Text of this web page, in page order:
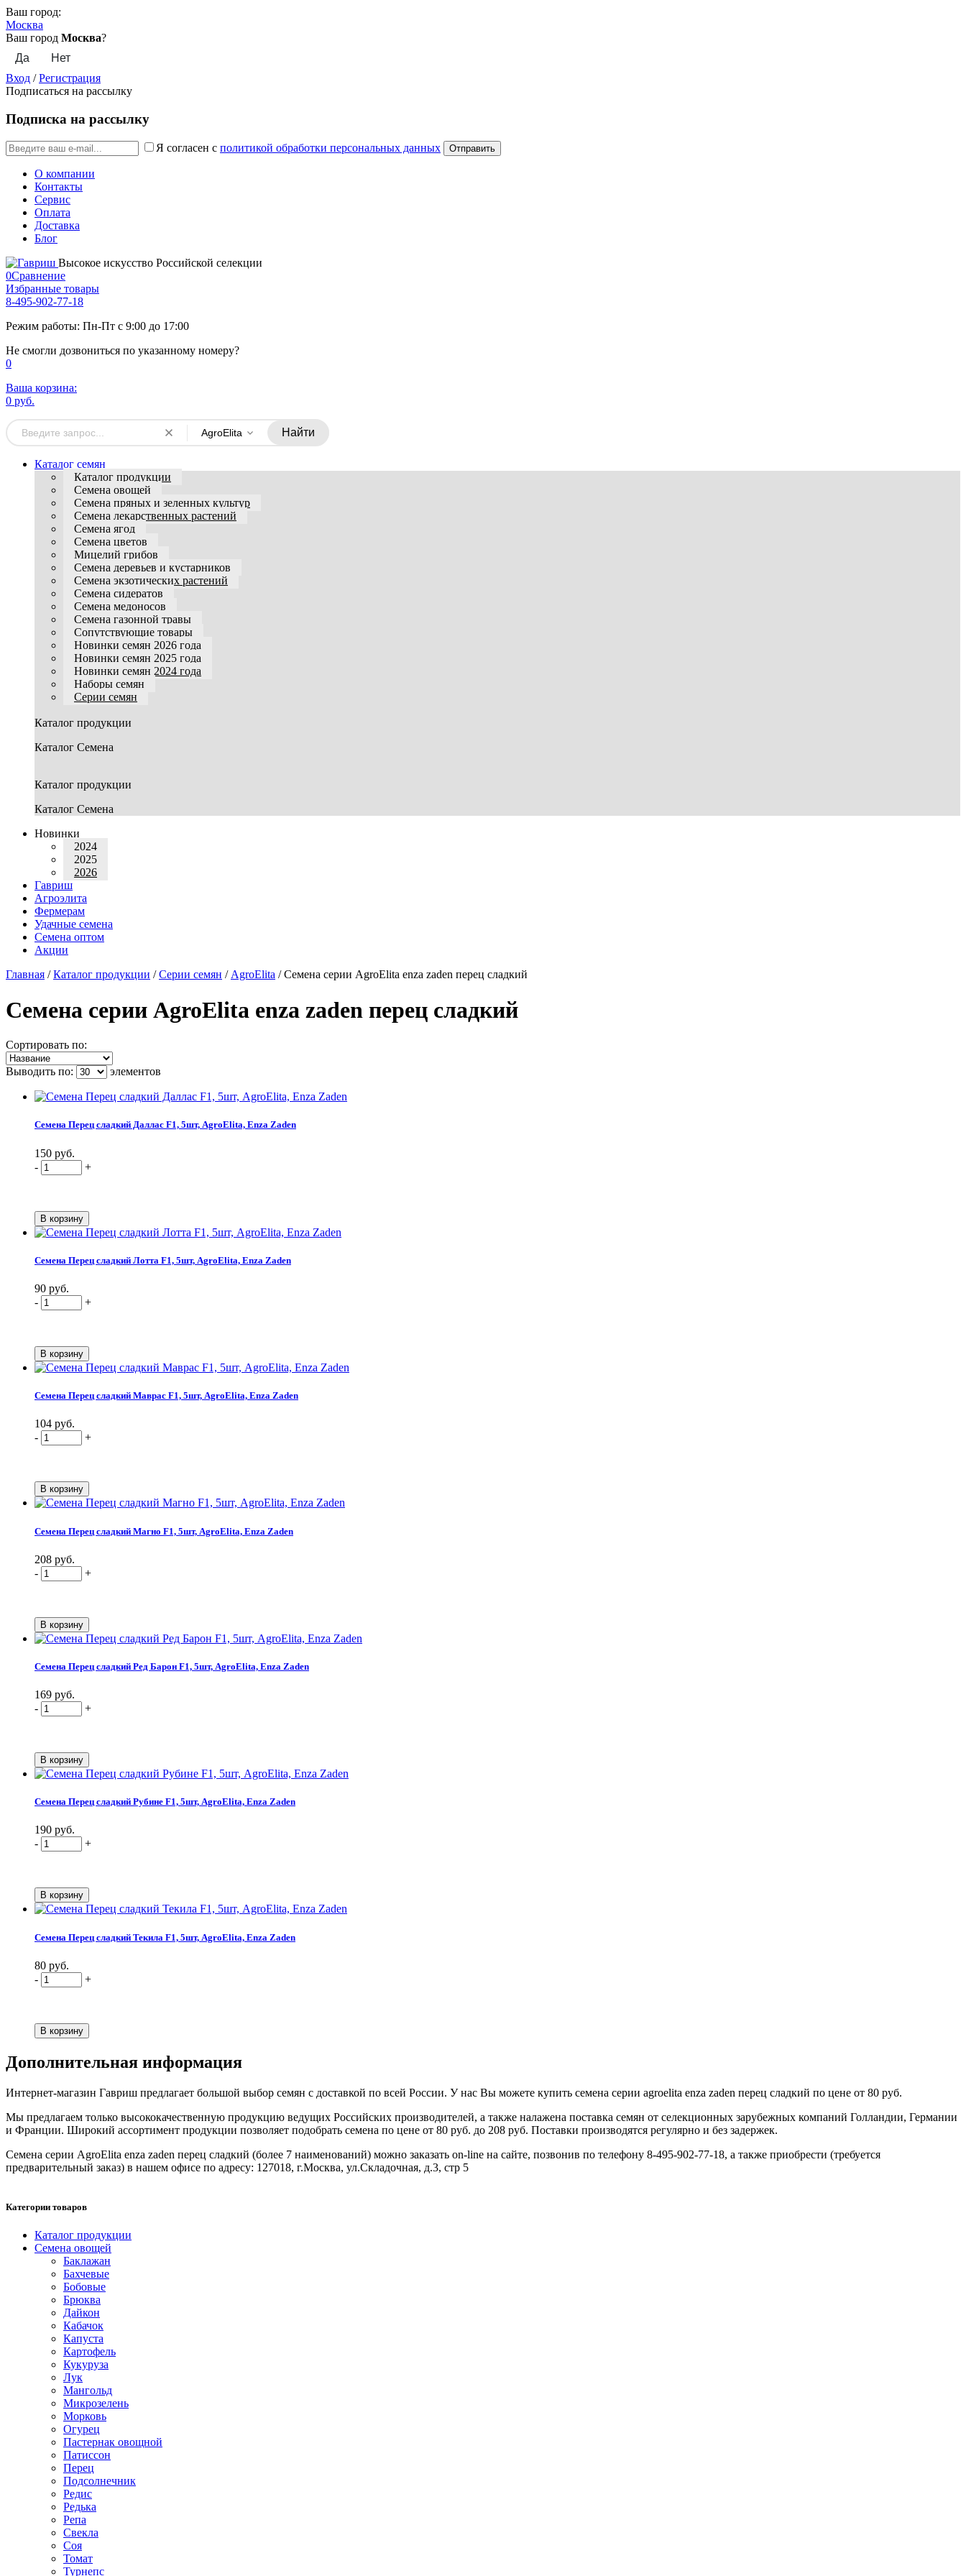
Ваш город:
Москва
Ваш город Москва?
Вход /Регистрация
Подписаться на рассылку
Подписка на рассылку
Я согласен с политикой обработки персональных данных
О компании
Контакты
Сервис
Оплата
Доставка
Блог
Высокое искусство Российской селекции
0Сравнение
Избранные товары
8-495-902-77-18
Режим работы: Пн-Пт с 9:00 до 17:00
Не смогли дозвониться по указанному номеру?
0
Ваша корзина:
0 руб.
AgroElita Найти
Каталог семян
Каталог продукции
Семена овощей
Семена пряных и зеленных культур
Семена лекарственных растений
Семена ягод
Семена цветов
Мицелий грибов
Семена деревьев и кустарников
Семена экзотических растений
Семена сидератов
Семена медоносов
Семена газонной травы
Сопутствующие товары
Новинки семян 2026 года
Новинки семян 2025 года
Новинки семян 2024 года
Наборы семян
Серии семян
Каталог продукции
Каталог Семена
Каталог продукции
Каталог Семена
Новинки
2024
2025
2026
Гавриш
Агроэлита
Фермерам
Удачные семена
Семена оптом
Акции
Главная /Каталог продукции /Серии семян /AgroElita /Семена серии AgroElita enza zaden перец сладкий
Семена серии AgroElita enza zaden перец сладкий
Сортировать по:
Выводить по: элементов
Семена Перец сладкий Даллас F1, 5шт, AgroElita, Enza Zaden
150 руб.
-
+
Семена Перец сладкий Лотта F1, 5шт, AgroElita, Enza Zaden
90 руб.
-
+
Семена Перец сладкий Маврас F1, 5шт, AgroElita, Enza Zaden
104 руб.
-
+
Семена Перец сладкий Магно F1, 5шт, AgroElita, Enza Zaden
208 руб.
-
+
Семена Перец сладкий Ред Барон F1, 5шт, AgroElita, Enza Zaden
169 руб.
-
+
Семена Перец сладкий Рубине F1, 5шт, AgroElita, Enza Zaden
190 руб.
-
+
Семена Перец сладкий Текила F1, 5шт, AgroElita, Enza Zaden
80 руб.
-
+
Дополнительная информация
Интернет-магазин Гавриш предлагает большой выбор семян с доставкой по всей России. У нас Вы можете купить семена серии agroelita enza zaden перец сладкий по цене от 80 руб.
Мы предлагаем только высококачественную продукцию ведущих Российских производителей, а также налажена поставка семян от селекционных зарубежных компаний Голландии, Германии
и Франции. Широкий ассортимент продукции позволяет подобрать семена по цене от 80 руб. до 208 руб. Поставки производятся регулярно и без задержек.
Семена серии AgroElita enza zaden перец сладкий (более 7 наименований) можно заказать on-line на сайте, позвонив по телефону 8-495-902-77-18, а также приобрести (требуется
предварительный заказ) в нашем офисе по адресу: 127018, г.Москва, ул.Складочная, д.3, стр 5
Категории товаров
Каталог продукции
Семена овощей
Баклажан
Бахчевые
Бобовые
Брюква
Дайкон
Кабачок
Капуста
Картофель
Кукуруза
Лук
Мангольд
Микрозелень
Морковь
Огурец
Пастернак овощной
Патиссон
Перец
Подсолнечник
Редис
Редька
Репа
Свекла
Соя
Томат
Турнепс